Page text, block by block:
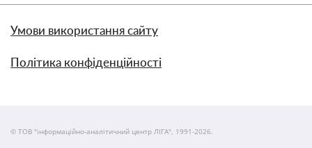
Умови використання сайту
Політика конфіденційності
© ТОВ "інформаційно-аналітичний центр ЛІГА", 1991-2026.